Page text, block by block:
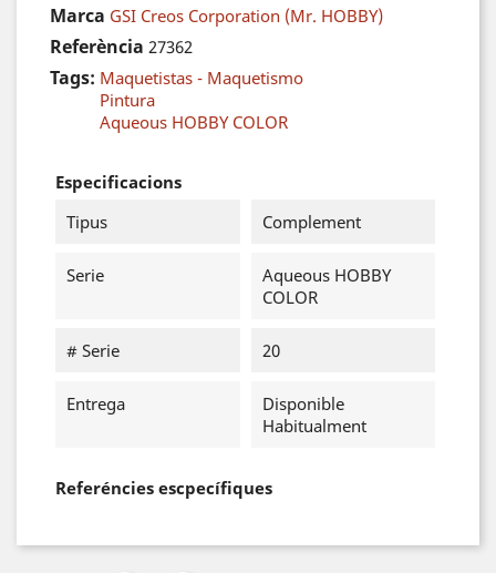
Marca GSI Creos Corporation (Mr. HOBBY)
Referència 27362
Tags: Maquetistas - Maquetismo
Pintura
Aqueous HOBBY COLOR
Especificacions
Tipus
Complement
Serie
Aqueous HOBBY
COLOR
# Serie 20
Entrega
Disponible
Habitualment
Referéncies escpecífiques